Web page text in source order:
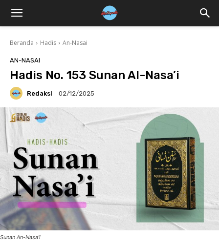
Beranda Hadis An-Nasai
AN-NASAI
Hadis No. 153 Sunan Al-Nasa’i
Redaksi 02/12/2025
Sunan An-Nasa'i